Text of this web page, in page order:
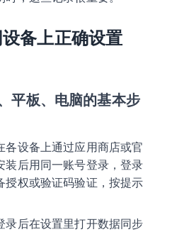
备上正确设置
平板、电脑的基本步
各设备上通过应用商店或官
装后用同一账号登录，登录
授权或验证码验证，按提示
录后在设置里打开数据同步